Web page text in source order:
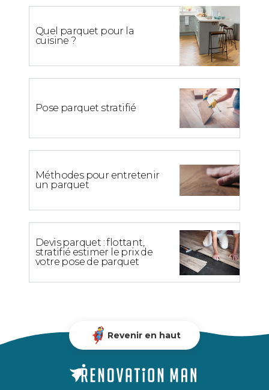
Quel parquet pour la
cuisine ?
Pose parquet stratifié
Méthodes pour entretenir
un parquet
Devis parquet : flottant,
stratifié estimer le prix de
votre pose de parquet
Revenir en haut